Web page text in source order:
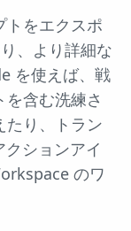
トをエクスポ
、より詳細な
を使えば、戦
含む洗練さ
たり、トラン
ションアイ
のワ